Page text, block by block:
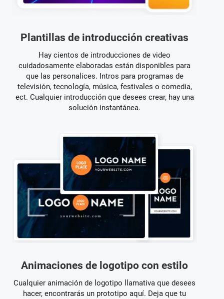
Plantillas de introducción creativas
Hay cientos de introducciones de video
cuidadosamente elaboradas están disponibles para
que las personalices. Intros para programas de
televisión, tecnología, música, festivales o comedia,
ect. Cualquier introducción que desees crear, hay una
solución instantánea.
Animaciones de logotipo con estilo
Cualquier animación de logotipo llamativa que desees
hacer, encontrarás un prototipo aquí. Deja que tu